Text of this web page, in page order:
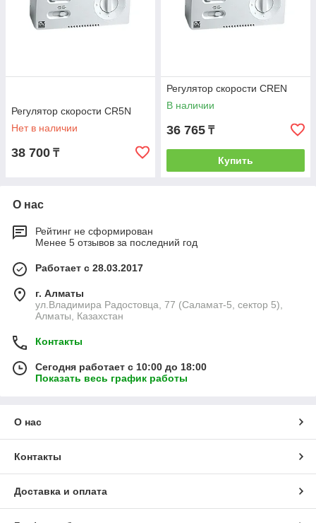
Регулятор скорости CR5N
Нет в наличии
38 700 ₸
Регулятор скорости CREN
В наличии
36 765 ₸
Купить
О нас
Рейтинг не сформирован
Менее 5 отзывов за последний год
Работает с 28.03.2017
г. Алматы
ул.Владимира Радостовца, 77 (Саламат-5, сектор 5),
Алматы, Казахстан
Контакты
Сегодня работает с 10:00 до 18:00
Показать весь график работы
О нас
Контакты
Доставка и оплата